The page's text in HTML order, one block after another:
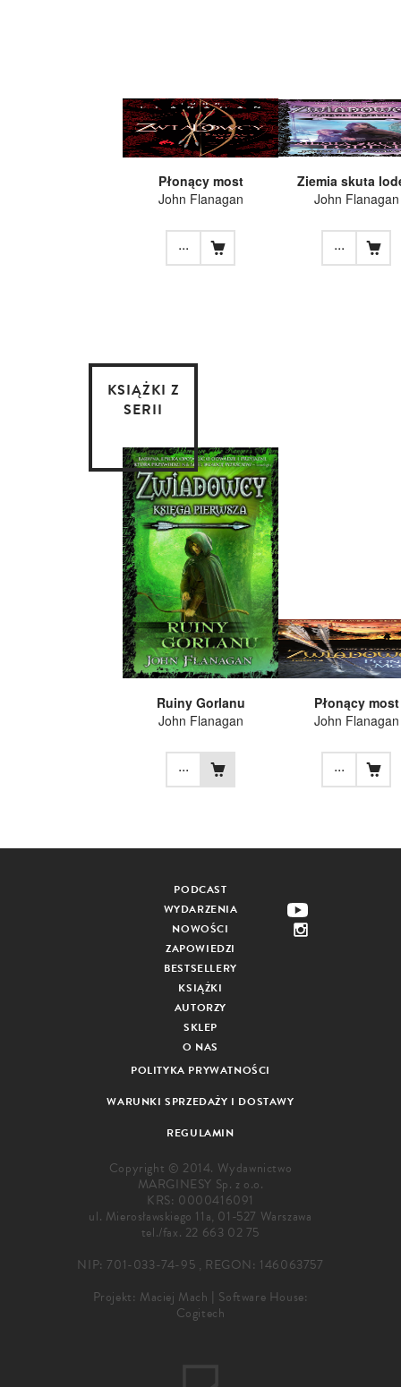
Płonący most
John Flanagan
...
Ziemia skuta
John Flanagan
...
KSIĄŻKI Z
SERII
Ruiny Gorlanu
John Flanagan
...
Płonący most
John Flanagan
...
PODCAST
WYDARZENIA
NOWOŚCI
ZAPOWIEDZI
BESTSELLERY
KSIĄŻKI
AUTORZY
SKLEP
O NAS
POLITYKA PRYWATNOŚCI
WARUNKI SPRZEDAŻY I DOSTAWY
REGULAMIN
Copyright © 2014. Wydawnictwo
MARGINESY Sp. z o.o.
KRS: 0000416091
ul. Mierosławskiego 11a, 01-527 Warszawa
tel./fax. 22 663 02 75
NIP: 701-033-74-95 , REGON: 146063757
Projekt: Maciej Mach | Software House:
Cogitech